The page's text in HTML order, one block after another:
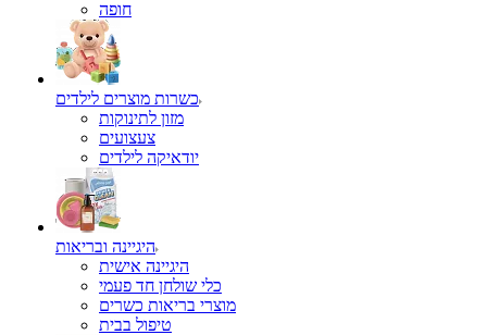
כשרות מוצרים לילדים
מזון לתינוקות
צעצועים
יודאיקה לילדים
היגיינה ובריאות
היגיינה אישית
כלי שולחן חד פעמי
מוצרי בריאות כשרים
טיפול בבית